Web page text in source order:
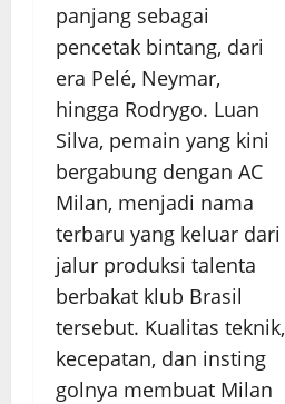
panjang sebagai
pencetak bintang, dari
era Pelé, Neymar,
hingga Rodrygo. Luan
Silva, pemain yang kini
bergabung dengan AC
Milan, menjadi nama
terbaru yang keluar dari
jalur produksi talenta
berbakat klub Brasil
tersebut. Kualitas teknik,
kecepatan, dan insting
golnya membuat Milan